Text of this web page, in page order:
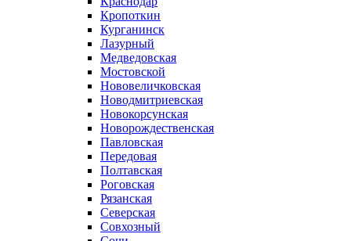
Кропоткин
Курганинск
Лазурный
Медведовская
Мостовской
Нововеличковская
Новодмитриевская
Новокорсунская
Новорождественская
Павловская
Передовая
Полтавская
Роговская
Рязанская
Северская
Совхозный